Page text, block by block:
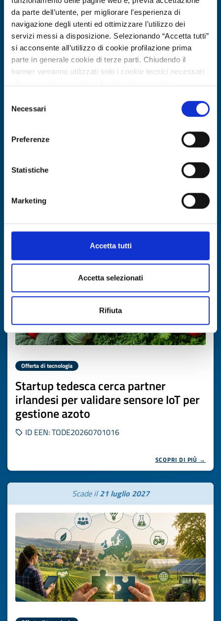
da parte dell’utente, per migliorare l’esperienza di
navigazione degli utenti ed ottimizzare l’utilizzo dei
servizi messi a disposizione. Selezionando “Accetta tutti”
si acconsente all’utilizzo di cookie profilazione prima
parte in generale cookie di terze parti. Chiudendo il
banner verranno utilizzati solo i cookie tecnici necessari
Per conoscere i dettagli, consulta la nostra cookie policy.
https://www.openinnovation.regione.lombardia.it/it/co
https://www.openinnovation.regione.lombardia.it/it/pr
delNecessari
Preferenze
Statistiche
Marketing
Accetta tutti
Accetta selezionati
Rifiuta
Offerta di tecnologia
Azienda francese offre simulazioni
molecolari per applicazioni biologiche
ID EEN: TOFR20260702026
SCOPRI DI PIÙ →
Offerta di tecnologia
Startup tedesca cerca partner
irlandesi per validare sensore IoT per
gestione azoto
ID EEN: TODE20260701016
SCOPRI DI PIÙ →
Scade il21 luglio 2027